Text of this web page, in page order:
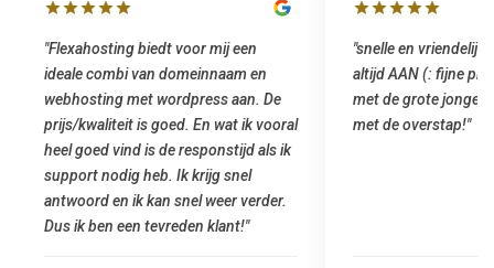
"snelle en vriendelijke service. staat
altijd AAN (: fijne prijzen vergeleken
met de grote jongens en dus nu al blij
met de overstap!"
"Top service. Ik had
het installeren van
was meteen door
gemaakt. Top